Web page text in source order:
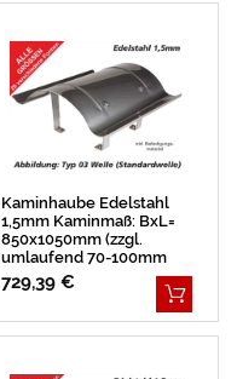
Kaminhaube Edelstahl
1,5mm Kaminmaß: BxL=
850x1050mm (zzgl.
umlaufend 70-100mm
Überstand)
729,39 €